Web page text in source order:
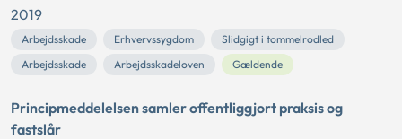
2019
Arbejdsskade Erhvervssygdom
Slidgigt i tommelrodled
Arbejdsskade
Arbejdsskadeloven Gældende
Principmeddelelsen samler offentliggjort praksis og
fastslår